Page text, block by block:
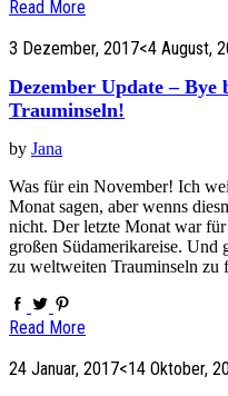
Read More
3 Dezember, 2017<4 August,
Dezember Update – Bye
Trauminseln!
by Jana
Was für ein November! Ich
Monat sagen, aber wenns
nicht. Der letzte Monat war
großen Südamerikareise. Und
zu weltweiten Trauminseln
Read More
24 Januar, 2017<14 Oktober,